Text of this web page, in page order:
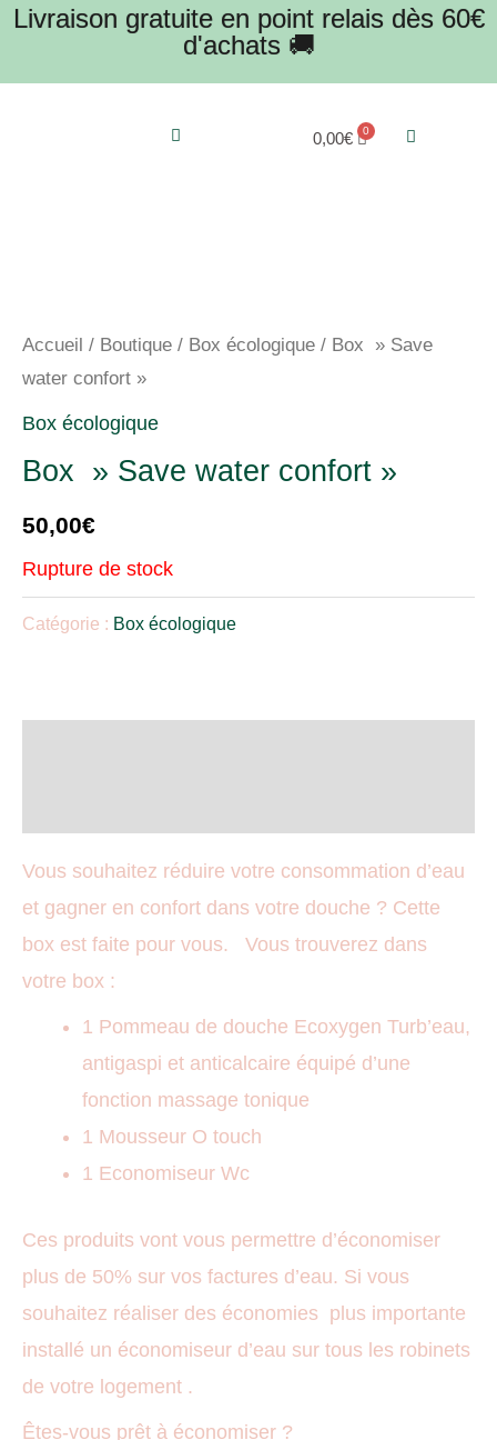
Aller
contenu
Livraison gratuite en point relais dès 60€
d'achats 🚚
Menu 0,00€
Accueil / Boutique / Box écologique / Box » Save
water confort »
Box écologique
Box » Save water confort »
50,00€
Rupture de stock
Catégorie : Box écologique
Vous souhaitez réduire votre consommation d’eau
et gagner en confort dans votre douche ? Cette
box est faite pour vous. Vous trouverez dans
votre box :
1 Pommeau de douche Ecoxygen Turb’eau,
antigaspi et anticalcaire équipé d’une
fonction massage tonique
1 Mousseur O touch
1 Economiseur Wc
Ces produits vont vous permettre d’économiser
plus de 50% sur vos factures d’eau. Si vous
souhaitez réaliser des économies plus importante
installé un économiseur d’eau sur tous les robinets
de votre logement .
Êtes-vous prêt à économiser ?